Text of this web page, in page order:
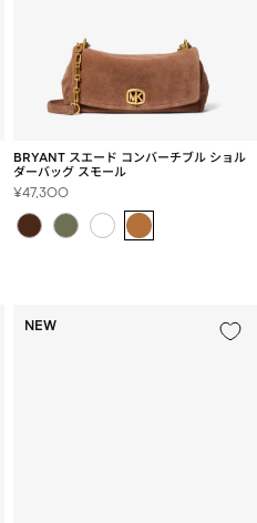
BRYANT スエード コンバーチブル ショル
ダーバッグ スモール
セ
ー
ル
¥47,300
NEW